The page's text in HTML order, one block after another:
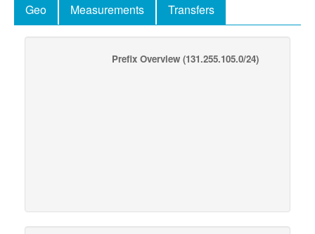
Geo
Measurements Transfers
Prefix Overview (131.255.105.0/24)